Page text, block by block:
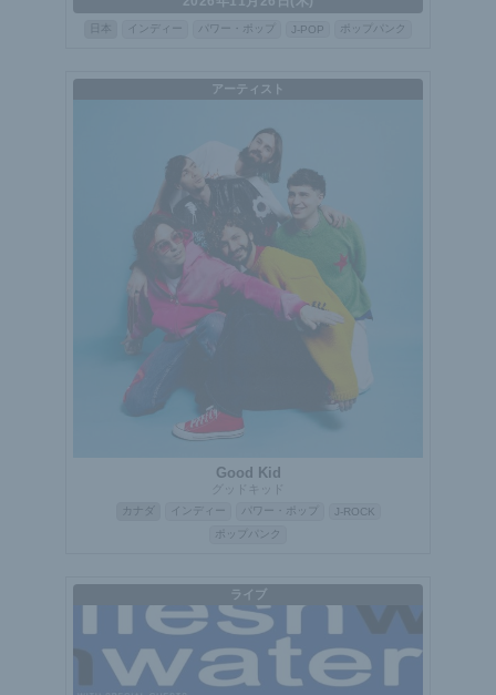
インディー パワー・ポップ J-POP ポップパンク
アーティスト
Good Kid
グッドキッド
カナダ インディー パワー・ポップ
J-ROCK
ポップパンク
ライブ